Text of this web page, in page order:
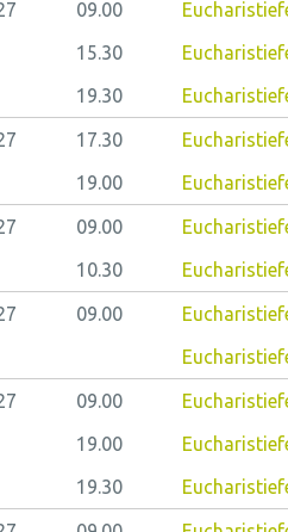
09.00
15.30
19.30
17.30
19.00
09.00
10.30
09.00
09.00
19.00
19.30